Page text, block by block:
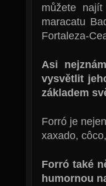
můžete
maracatu
Fortaleza-
Asi
vysvětlit
základem
Forró je
xaxado,
Forró také
humornou